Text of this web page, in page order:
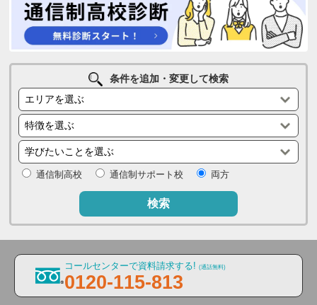
条件を追加・変更して検索
通信制高校 通信制サポート校 両方
検索
コールセンターで資料請求する! (通話無料)
0120-115-813